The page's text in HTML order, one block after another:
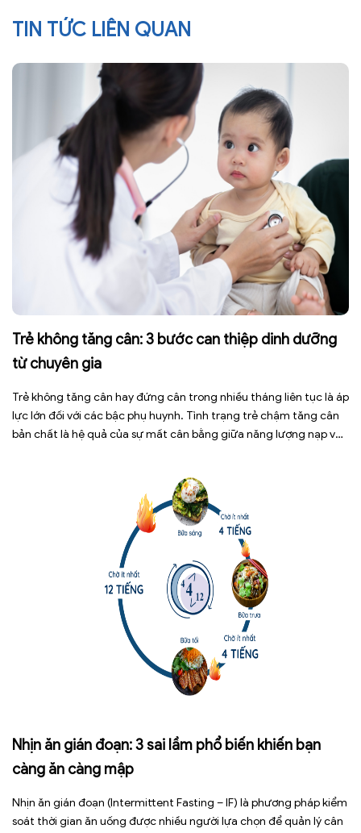
TIN TỨC LIÊN QUAN
Trẻ không tăng cân: 3 bước can thiệp dinh dưỡng
từ chuyên gia
Trẻ không tăng cân hay đứng cân trong nhiều tháng liên tục là áp
lực lớn đối với các bậc phụ huynh. Tình trạng trẻ chậm tăng cân
bản chất là hệ quả của sự mất cân bằng giữa năng lượng nạp vào
Nhịn ăn gián đoạn: 3 sai lầm phổ biến khiến bạn
càng ăn càng mập
Nhịn ăn gián đoạn (Intermittent Fasting – IF) là phương pháp kiểm
soát thời gian ăn uống được nhiều người lựa chọn để quản lý cân